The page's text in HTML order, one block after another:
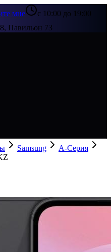
мне
с 10:00 до 19:00
Павильон 73
Samsung
A-Серия